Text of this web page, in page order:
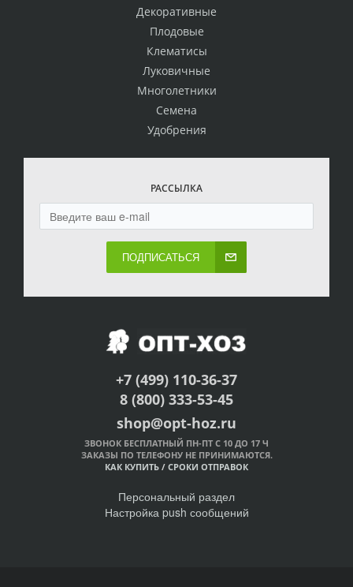
Декоративные
Плодовые
Клематисы
Луковичные
Многолетники
Семена
Удобрения
РАССЫЛКА
ПОДПИСАТЬСЯ
+7 (499) 110-36-37
8 (800) 333-53-45
shop@opt-hoz.ru
ЗВОНОК БЕСПЛАТНЫЙ ПН-ПТ С 10 ДО 17 Ч
ЗАКАЗЫ ПО ТЕЛЕФОНУ НЕ ПРИНИМАЮТСЯ.
КАК КУПИТЬ / СРОКИ ОТПРАВОК
Персональный раздел
Настройка push сообщений